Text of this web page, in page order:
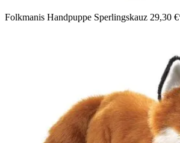
Folkmanis Handpuppe Sperlingskauz 29,30